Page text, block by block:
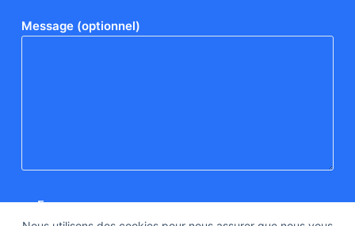
Message (optionnel)